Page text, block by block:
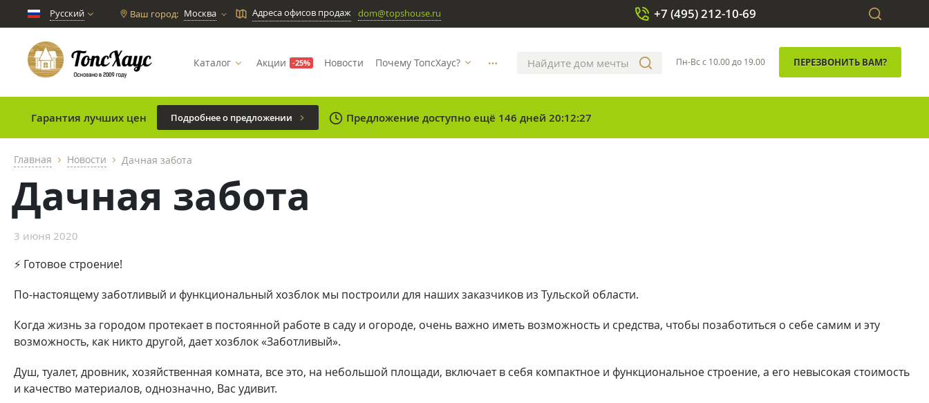
Русский Ваш город: Москва chevron_down Адреса офисов продаж dom@topshouse.ru
Каталог Акции -25% Новости Почему ТопсХаус? more_horizontal
+7 (495) 212-10-69
Пн-Вс с 10.00 до 19.00 ПЕРЕЗВОНИТЬ ВАМ?
Гарантия лучших цен Подробнее о предложении clock Предложение доступно ещё 146 дней 20:12:27
Главная chevron_right Новости chevron_right Дачная забота
Дачная забота
3 июня 2020
⚡ Готовое строение!
По-настоящему заботливый и функциональный хозблок мы построили для наших заказчиков из Тульской области.
Когда жизнь за городом протекает в постоянной работе в саду и огороде, очень важно иметь возможность и средства, чтобы позаботиться о себе самим и эту
возможность, как никто другой, дает хозблок «Заботливый».
Душ, туалет, дровник, хозяйственная комната, все это, на небольшой площади, включает в себя компактное и функциональное строение, а его невысокая стоимость
и качество материалов, однозначно, Вас удивит.